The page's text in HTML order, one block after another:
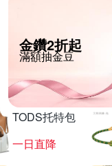
金鑽2折起
滿額抽金豆
TODS托特包
一日直降